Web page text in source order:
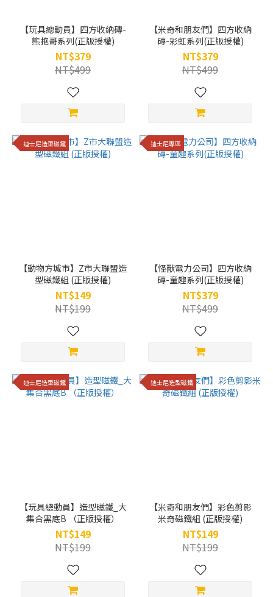
【玩具總動員】四方收納磚-
熊抱哥系列(正版授權)
NT$379
NT$499
【米奇和朋友們】四方收納
磚-彩虹系列(正版授權)
NT$379
NT$499
迪士尼造型磁鐵
【動物方城市】Z市大聯盟造
型磁鐵組 (正版授權)
NT$149
NT$199
迪士尼專區
【怪獸電力公司】四方收納
磚-童趣系列(正版授權)
NT$379
NT$499
迪士尼造型磁鐵
【玩具總動員】造型磁鐵_大
集合黑底B （正版授權）
NT$149
NT$199
迪士尼造型磁鐵
【米奇和朋友們】彩色剪影
米奇磁鐵組 (正版授權)
NT$149
NT$199